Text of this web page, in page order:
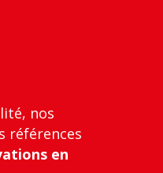
nos
références
en